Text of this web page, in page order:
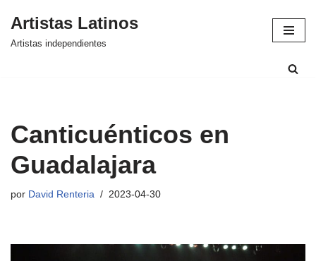
Saltar
Artistas Latinos
Artistas independientes
Canticuénticos en
Guadalajara
por David Renteria 2023-04-30